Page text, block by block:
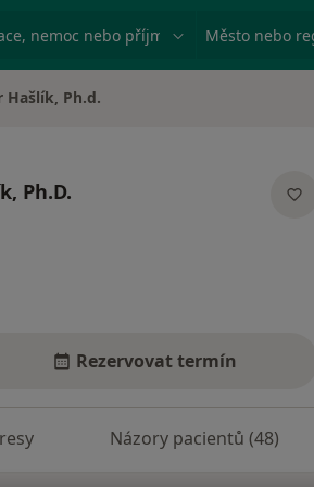
nemoc nebo příjmení Město nebo
Hašlík, Ph.d.
Ph.D.
Rezervovat termín
Názory pacientů (48)